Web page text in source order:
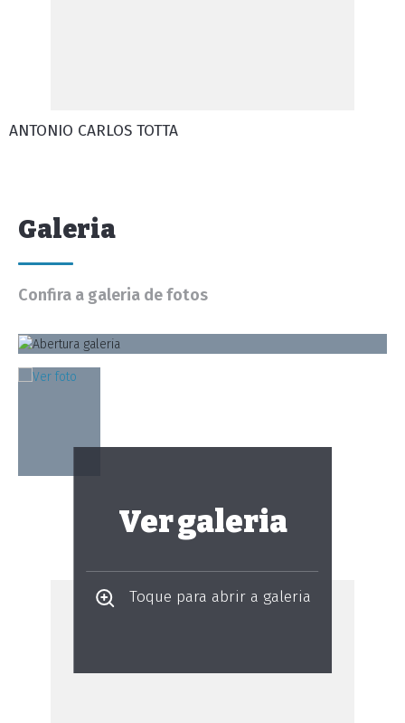
ANTONIO CARLOS TOTTA
Galeria
Confira a galeria de fotos
Ver galeria
Toque para abrir a galeria